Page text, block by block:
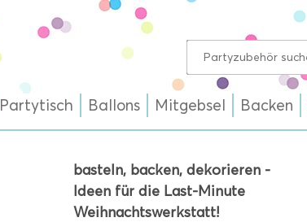
Partytisch Ballons Mitgebsel Backen
basteln, backen, dekorieren -
Ideen für die Last-Minute
Weihnachtswerkstatt!